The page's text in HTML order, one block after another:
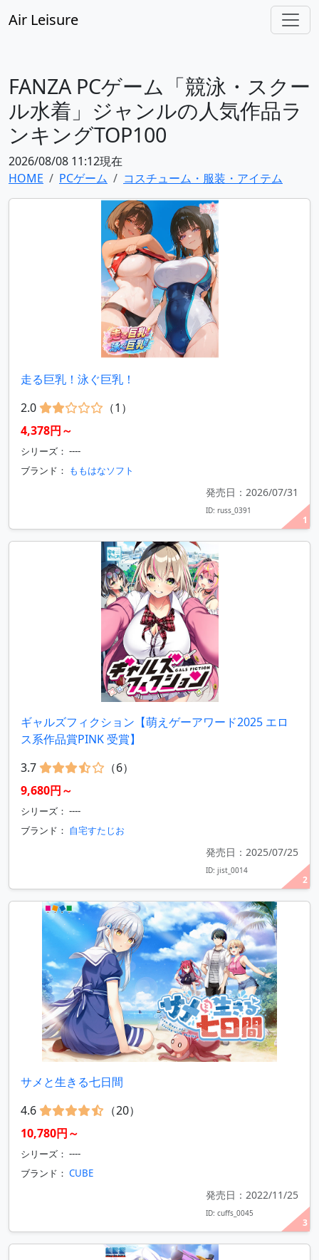
Air Leisure
FANZA PCゲーム「競泳・スクー
ル水着」ジャンルの人気作品ラ
ンキングTOP100
2026/08/08 11:12現在
HOME
PCゲーム コスチューム・服装・アイテム
1
走る巨乳！泳ぐ巨乳！
2.0
（1）
4,378円～
シリーズ： ----
ブランド： ももはなソフト
発売日：2026/07/31
ID: russ_0391
2
ギャルズフィクション【萌えゲーアワード2025 エロ
ス系作品賞PINK 受賞】
3.7
（6）
9,680円～
シリーズ： ----
ブランド： 自宅すたじお
発売日：2025/07/25
ID: jist_0014
3
サメと生きる七日間
4.6
（20）
10,780円～
シリーズ： ----
ブランド： CUBE
発売日：2022/11/25
ID: cuffs_0045